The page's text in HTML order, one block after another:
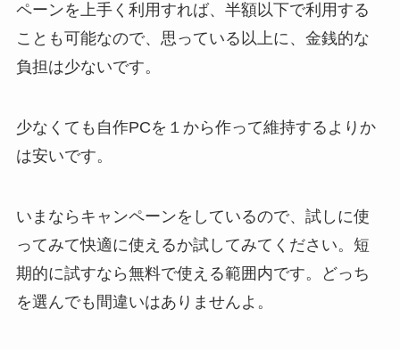
ペーンを上手く利用すれば、半額以下で利用する
ことも可能なので、思っている以上に、金銭的な
負担は少ないです。
少なくても自作PCを１から作って維持するよりか
は安いです。
いまならキャンペーンをしているので、試しに使
ってみて快適に使えるか試してみてください。短
期的に試すなら無料で使える範囲内です。どっち
を選んでも間違いはありませんよ。